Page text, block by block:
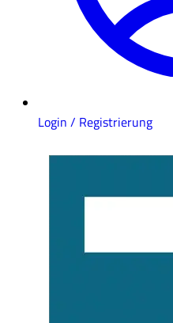
Login / Registrierung